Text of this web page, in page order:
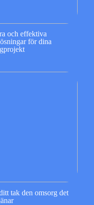
och effektiva
för dina
tak den omsorg det